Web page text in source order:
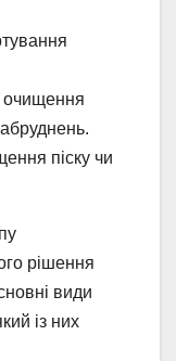
очищення
піску чи
рішення
види
із них